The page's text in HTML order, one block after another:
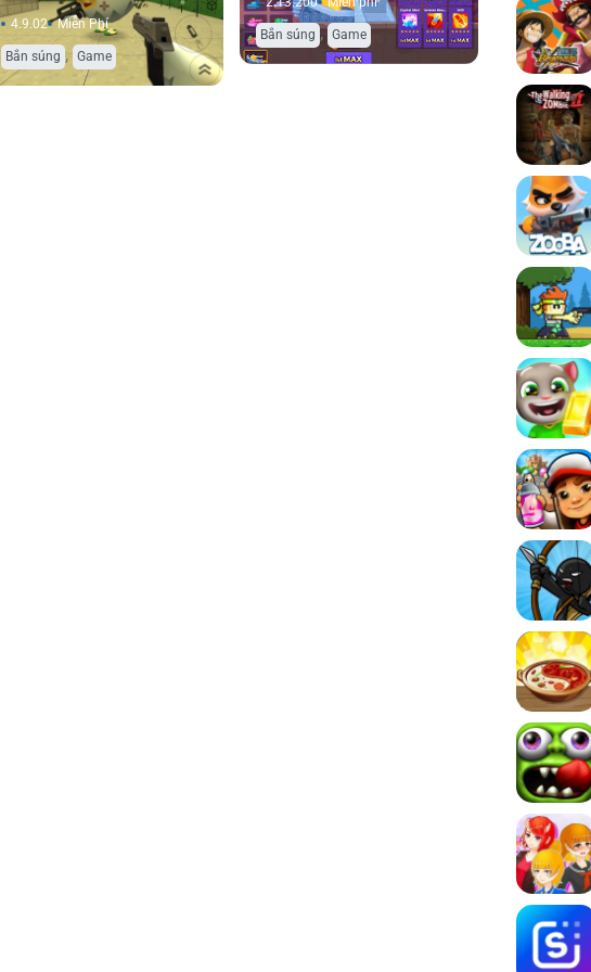
4.9.02 Miễn Phí
Bắn súng , Game
Bắn súng , Game